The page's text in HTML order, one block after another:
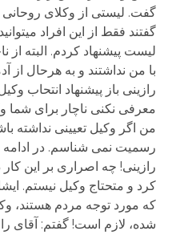
گفت. لیستی از وکلای روحانی
گفتند فقط از این افراد
لیست پیشنهاد کردم. البته از
با من نداشتند و به هرحال از
رازینی باز پیشنهاد انتحاب
معرفی نکنی ناچار برای شما
من اگر وکیل تعیینی نداشته
رسمیت نمی شناسم. در ادامه
رازینی! چه اصراری بر این
کرد و متحتاج وکیل نیستم.
که مورد توجه مردم هستند،
شده، لازم است! گفتم: آقای